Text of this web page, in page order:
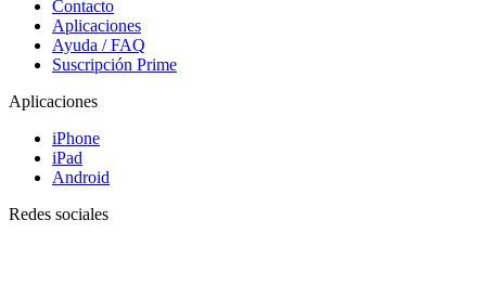
Contacto
Aplicaciones
Ayuda / FAQ
Suscripción Prime
Aplicaciones
iPhone
iPad
Android
Redes sociales